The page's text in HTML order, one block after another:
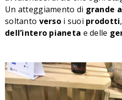
Un atteggiamento di grande
soltanto versoi suoi prodotti
dell’intero pianeta e delle